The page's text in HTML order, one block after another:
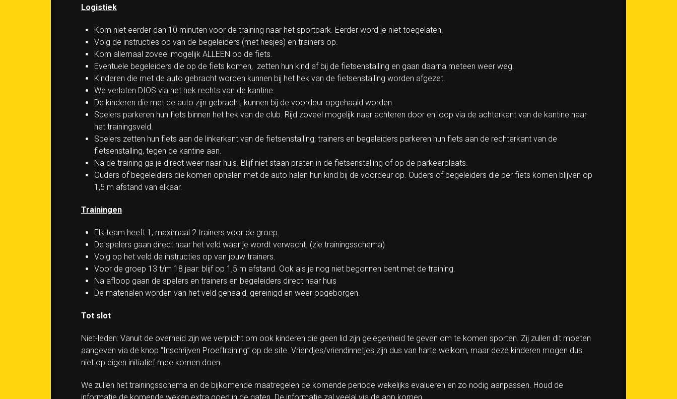
Logistiek
Kom niet eerder dan 10 minuten voor de training naar het sportpark. Eerder word je niet toegelaten.
Volg de instructies op van de begeleiders (met hesjes) en trainers op.
Kom allemaal zoveel mogelijk ALLEEN op de fiets.
Eventuele begeleiders die op de fiets komen, zetten hun kind af bij de fietsenstalling en gaan daarna meteen weer weg.
Kinderen die met de auto gebracht worden kunnen bij het hek van de fietsenstalling worden afgezet.
We verlaten DIOS via het hek rechts van de kantine.
De kinderen die met de auto zijn gebracht, kunnen bij de voordeur opgehaald worden.
Spelers parkeren hun fiets binnen het hek van de club. Rijd zoveel mogelijk naar achteren door en loop via de achterkant van de kantine naar
het trainingsveld.
Spelers zetten hun fiets aan de linkerkant van de fietsenstalling; trainers en begeleiders parkeren hun fiets aan de rechterkant van de
fietsenstalling, tegen de kantine aan.
Na de training ga je direct weer naar huis. Blijf niet staan praten in de fietsenstalling of op de parkeerplaats.
Ouders of begeleiders die komen ophalen met de auto halen hun kind bij de voordeur op. Ouders of begeleiders die per fiets komen blijven op
1,5 m afstand van elkaar.
Trainingen
Elk team heeft 1, maximaal 2 trainers voor de groep.
De spelers gaan direct naar het veld waar je wordt verwacht. (zie trainingsschema)
Volg op het veld de instructies op van jouw trainers.
Voor de groep 13 t/m 18 jaar: blijf op 1,5 m afstand. Ook als je nog niet begonnen bent met de training.
Na afloop gaan de spelers en trainers en begeleiders direct naar huis
De materialen worden van het veld gehaald, gereinigd en weer opgeborgen.
Tot slot
Niet-leden: Vanuit de overheid zijn we verplicht om ook kinderen die geen lid zijn gelegenheid te geven om te komen sporten. Zij zullen dit moeten
aangeven via de knop “Inschrijven Proeftraining” op de site. Vriendjes/vriendinnetjes zijn dus van harte welkom, maar deze kinderen mogen dus
niet op eigen initiatief mee komen doen.
We zullen het trainingsschema en de bijkomende maatregelen de komende periode wekelijks evalueren en zo nodig aanpassen. Houd de